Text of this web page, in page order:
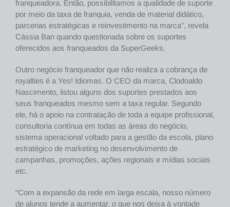
franqueadora. Então, possibilitamos a qualidade de suporte
por meio da taxa de franquia, venda de material didático,
parcerias estratégicas e reinvestimento na marca”, revela
Cássia Ban quando questionada sobre os suportes
oferecidos aos franqueados da SuperGeeks.
Outro negócio franqueador que não realiza a cobrança de
royalties é a Yes! Idiomas. O CEO da marca, Clodoaldo
Nascimento, listou alguns dos suportes prestados aos
seus franqueados mesmo sem a taxa regular. Segundo
ele, há o apoio na contratação de toda a equipe profissional,
consultoria contínua em todas as áreas do negócio,
sistema operacional voltado para a gestão da escola, plano
estratégico de marketing no desenvolvimento de
campanhas, promoções, ações regionais e mídias sociais
etc.
“Com a expansão da rede em larga escala, nosso número
de alunos tende a aumentar, o que nos deixa à vontade